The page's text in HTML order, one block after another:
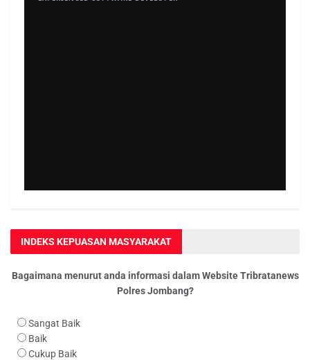
INDEKS KEPUASAN MASYARAKAT
Bagaimana menurut anda informasi dalam Website Tribratanews
Polres Jombang?
Sangat Baik
Baik
Cukup Baik